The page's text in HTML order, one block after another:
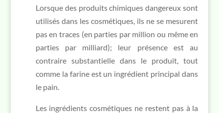
Lorsque des produits chimiques dangereux sont
utilisés dans les cosmétiques, ils ne se mesurent
pas en traces (en parties par million ou même en
parties par milliard); leur présence est au
contraire substantielle dans le produit, tout
comme la farine est un ingrédient principal dans
le pain.
Les ingrédients cosmétiques ne restent pas à la